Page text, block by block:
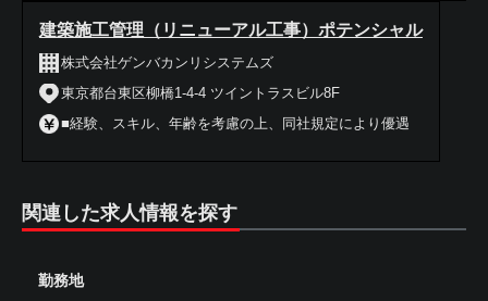
建築施工管理（リニューアル工事）ポテンシャル
株式会社ゲンバカンリシステムズ
東京都台東区柳橋1-4-4 ツイントラスビル8F
■経験、スキル、年齢を考慮の上、同社規定により優遇
関連した求人情報を探す
勤務地